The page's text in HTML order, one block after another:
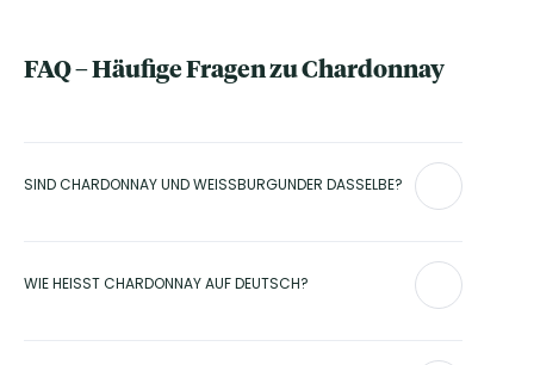
FAQ – Häufige Fragen zu Chardonnay
SIND CHARDONNAY UND WEISSBURGUNDER DASSELBE?
Burgunderfamilie, unterscheiden sich jedoch im
Aromaprofil und im Ausbau. Chardonnay zeigt häufig mehr
WIE HEISST CHARDONNAY AUF DEUTSCH?